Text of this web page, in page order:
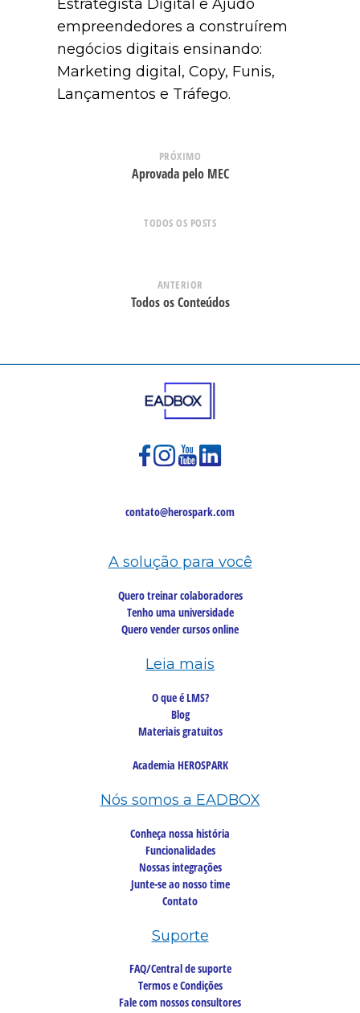
Estrategista Digital e Ajudo
empreendedores a construírem
negócios digitais ensinando:
Marketing digital, Copy, Funis,
Lançamentos e Tráfego.
PRÓXIMO
Aprovada pelo MEC
TODOS OS POSTS
ANTERIOR
Todos os Conteúdos
contato@herospark.com
A solução para você
Quero treinar colaboradores
Tenho uma universidade
Quero vender cursos online
Leia mais
O que é LMS?
Blog
Materiais gratuitos
Academia HEROSPARK
Nós somos a EADBOX
Conheça nossa história
Funcionalidades
Nossas integrações
Junte-se ao nosso time
Contato
Suporte
FAQ/Central de suporte
Termos e Condições
Fale com nossos consultores